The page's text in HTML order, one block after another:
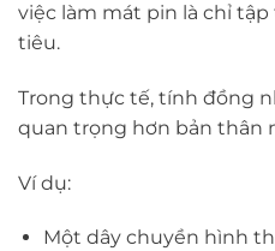
việc làm mát pin là chỉ
tiêu.
Trong thực tế, tính đồng
quan trọng hơn bản thân
Ví dụ:
Một dây chuyền hình